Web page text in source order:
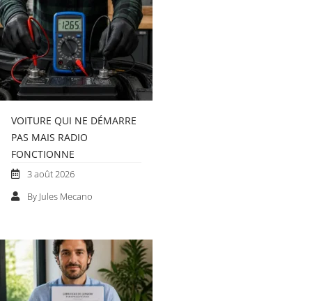
VOITURE QUI NE DÉMARRE
PAS MAIS RADIO
FONCTIONNE
3 août 2026
By Jules Mecano